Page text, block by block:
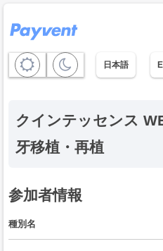
日本語
クインテッセンス
牙移植・再植
参加者情報
種別名